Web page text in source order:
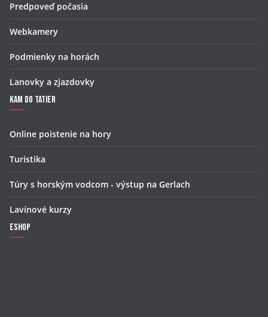
Predpoveď počasia
Webkamery
Podmienky na horách
Lanovky a zjazdovky
Kam do Tatier
Online poistenie na hory
Turistika
Túry s horským vodcom - výstup na Gerlach
Lavínové kurzy
Eshop